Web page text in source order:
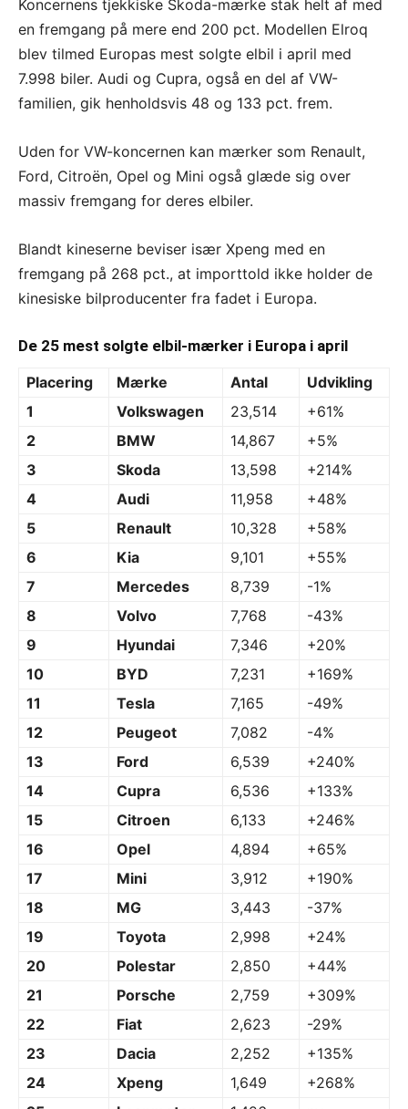
Koncernens tjekkiske Skoda-mærke stak helt af med
en fremgang på mere end 200 pct. Modellen Elroq
blev tilmed Europas mest solgte elbil i april med
7.998 biler. Audi og Cupra, også en del af VW-
familien, gik henholdsvis 48 og 133 pct. frem.
Uden for VW-koncernen kan mærker som Renault,
Ford, Citroën, Opel og Mini også glæde sig over
massiv fremgang for deres elbiler.
Blandt kineserne beviser især Xpeng med en
fremgang på 268 pct., at importtold ikke holder de
kinesiske bilproducenter fra fadet i Europa.
De 25 mest solgte elbil-mærker i Europa i april
Placering
Mærke Antal
Udvikling
1
Volkswagen 23,514
+61%
2
BMW 14,867
+5%
3
Skoda 13,598
+214%
4
Audi 11,958
+48%
5
Renault 10,328
+58%
6
Kia 9,101
+55%
7
Mercedes 8,739
-1%
8
Volvo 7,768
-43%
9
Hyundai 7,346
+20%
10
BYD 7,231
+169%
11
Tesla 7,165
-49%
12
Peugeot 7,082
-4%
13
Ford 6,539
+240%
14
Cupra 6,536
+133%
15
Citroen 6,133
+246%
16
Opel 4,894
+65%
17
Mini 3,912
+190%
18
MG 3,443
-37%
19
Toyota 2,998
+24%
20
Polestar 2,850
+44%
21
Porsche 2,759
+309%
22
Fiat 2,623
-29%
23
Dacia 2,252
+135%
24
Xpeng 1,649
+268%